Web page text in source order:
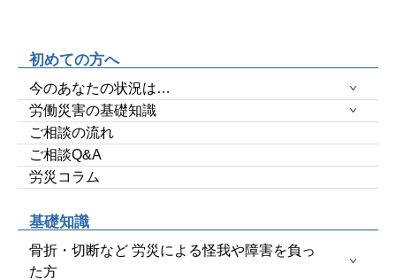
初めての方へ
今のあなたの状況は…
労働災害の基礎知識
ご相談の流れ
ご相談Q&A
労災コラム
基礎知識
骨折・切断など 労災による怪我や障害を負っ
た方